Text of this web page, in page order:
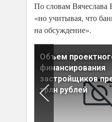
По словам Вячеслава
«но учитывая, что
на обсуждение».
Объем
финансирования
застройщиков
трлн рублей